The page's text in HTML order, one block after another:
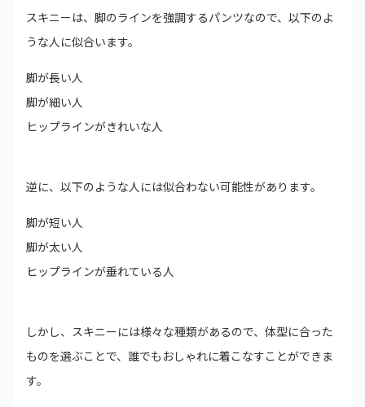
スキニーは、脚のラインを強調するパンツなので、以下のよ
うな人に似合います。
脚が長い人
脚が細い人
ヒップラインがきれいな人
逆に、以下のような人には似合わない可能性があります。
脚が短い人
脚が太い人
ヒップラインが垂れている人
しかし、スキニーには様々な種類があるので、体型に合った
ものを選ぶことで、誰でもおしゃれに着こなすことができま
す。